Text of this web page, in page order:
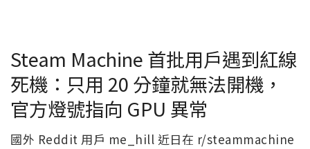
Steam Machine 首批用戶遇到紅線
死機：只用 20 分鐘就無法開機，
官方燈號指向 GPU 異常
國外 Reddit 用戶 me_hill 近日在 r/steammachine